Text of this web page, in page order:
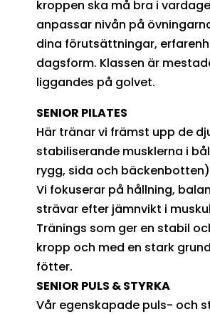
kroppen ska må bra i
anpassar nivån på
dina förutsättningar,
dagsform. Klassen är
liggandes på golvet.
SENIOR PILATES
Här tränar vi främst upp de
stabiliserande musklerna i
rygg, sida och
Vi fokuserar på hållning,
strävar efter jämnvikt i
Tränings som ger en stabil
kropp och med en stark
fötter.
SENIOR PULS & STYRKA
Vår egenskapade puls- och